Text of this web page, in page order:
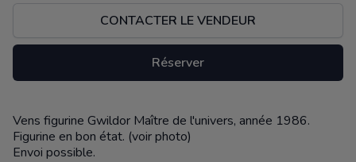
CONTACTER LE VENDEUR
Réserver
Description
Vens figurine Gwildor Maître de l'univers, année 1986.
Figurine en bon état. (voir photo)
Envoi possible.